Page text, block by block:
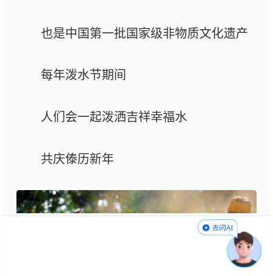
也是中国第一批国家级非物质文化遗产
每年泼水节期间
人们会一起泼洒吉祥幸福水
共庆傣历新年